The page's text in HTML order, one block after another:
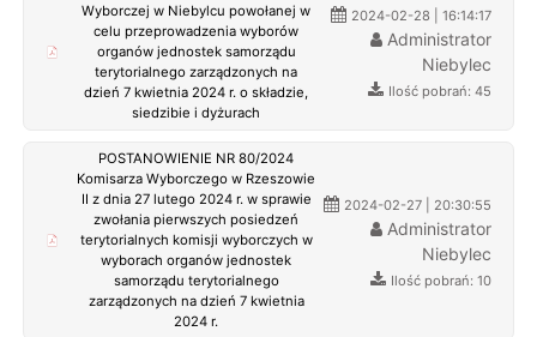
Wyborczej w Niebylcu powołanej w
celu przeprowadzenia wyborów
organów jednostek samorządu
terytorialnego zarządzonych na
dzień 7 kwietnia 2024 r. o składzie,
siedzibie i dyżurach
2024-02-28 | 16:14:17
Administrator
Niebylec
Ilość pobrań: 45
POSTANOWIENIE NR 80/2024
Komisarza Wyborczego w Rzeszowie
II z dnia 27 lutego 2024 r. w sprawie
zwołania pierwszych posiedzeń
terytorialnych komisji wyborczych w
wyborach organów jednostek
samorządu terytorialnego
zarządzonych na dzień 7 kwietnia
2024 r.
2024-02-27 | 20:30:55
Administrator
Niebylec
Ilość pobrań: 10